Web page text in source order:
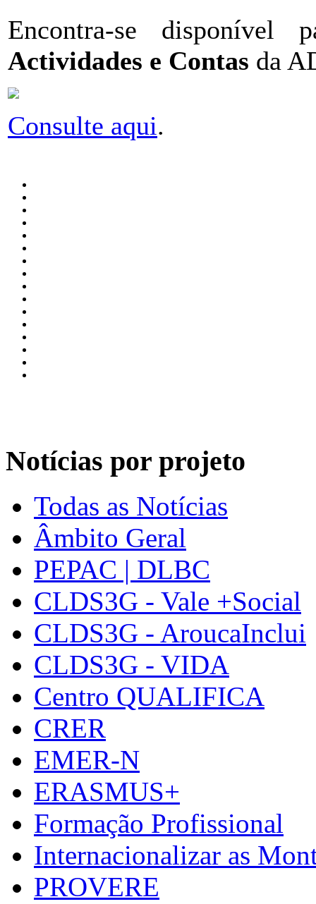
Encontra-se
Actividades e Contas da
Consulte aqui.
Notícias por projeto
Todas as Notícias
Âmbito Geral
PEPAC | DLBC
CLDS3G - Vale +Social
CLDS3G - AroucaInclui
CLDS3G - VIDA
Centro QUALIFICA
CRER
EMER-N
ERASMUS+
Formação Profissional
Internacionalizar as
PROVERE